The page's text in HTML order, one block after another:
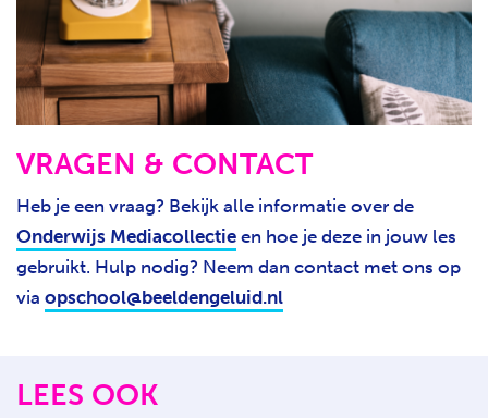
MELD JE AAN
VRAGEN & CONTACT
Heb je een vraag? Bekijk alle informatie over de
Onderwijs Mediacollectie en hoe je deze in jouw les
gebruikt. Hulp nodig? Neem dan contact met ons op
via opschool@beeldengeluid.nl
LEES OOK